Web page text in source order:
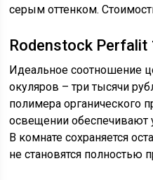
серым оттенком.
Rodenstock Perfalit
Идеальное соотношение
окуляров – три тысячи
полимера органического
освещении обеспечивают
В комнате сохраняется
не становятся полностью